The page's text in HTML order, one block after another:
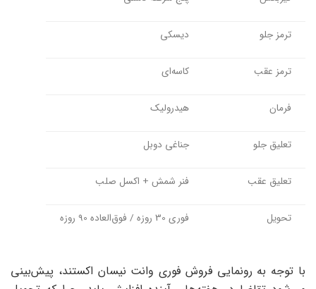
ترمز جلو دیسکی
ترمز عقب کاسه‌ای
فرمان هیدرولیک
تعلیق جلو جناغی دوبل
تعلیق عقب فنر شمش + اکسل صلب
تحویل فوری 30 روزه / فوق‌العاده 90 روزه
با توجه به رونمایی فروش فوری وانت نیسان اکستند، پیش‌بینی